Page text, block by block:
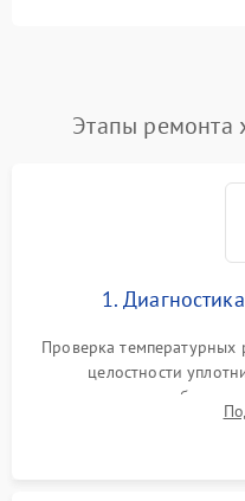
Этапы ремонта
1.
Проверка
целостности
сопротивления обмоток
считывание кодов